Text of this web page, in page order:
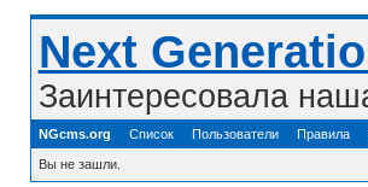
Next
Заинтересовала
NGcms.org Список Пользователи Правила
Вы не зашли.